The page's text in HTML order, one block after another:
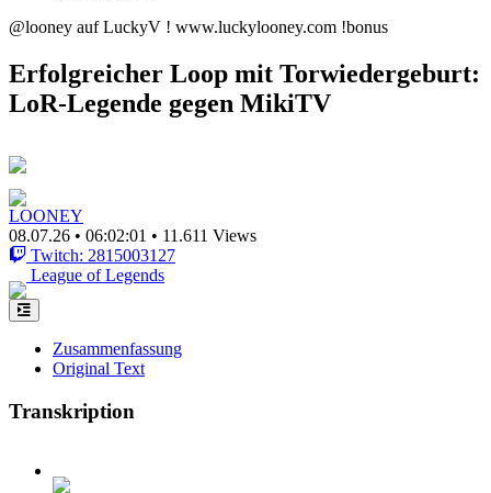
@looney auf LuckyV ! www.luckylooney.com !bonus
Erfolgreicher Loop mit Torwiedergeburt:
LoR-Legende gegen MikiTV
LOONEY
08.07.26 • 06:02:01 • 11.611 Views
Twitch: 2815003127
League of Legends
Zusammenfassung
Original Text
Transkription